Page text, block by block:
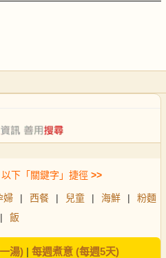
下「關鍵字」捷徑 >>
婦 | 西餐 | 兒童 | 海鮮 |
粉麵
|
飯
湯)| 每週煮意 (每週5天)